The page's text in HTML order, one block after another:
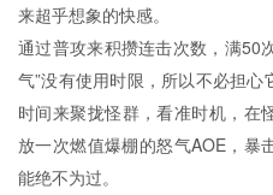
来超乎想象的快感。
通过普攻来积攒连击次数，满50
气”没有使用时限，所以不必担
时间来聚拢怪群，看准时机，在
放一次燃值爆棚的怒气AOE，暴
能绝不为过。